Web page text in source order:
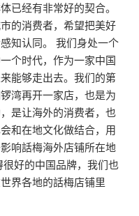
已经有非常好的契合。
的消费者，希望把美好
知认同。 我们身处一个
个时代，作为一家中国
能够走出去。我们的第
湾再开一家店，也是为
是让海外的消费者，也
和在地文化做结合，用
响話梅海外店铺所在地
好的中国品牌，我们也
界各地的話梅店铺里